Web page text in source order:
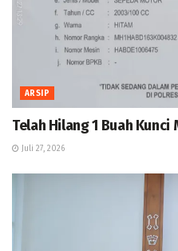
ARSIP
Telah Hilang 1 Buah Kunci
Juli 27, 2026